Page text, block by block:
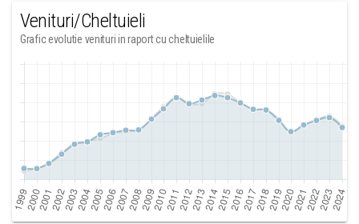
Venituri/Cheltuieli
Grafic evolutie venituri in raport cu cheltuielile